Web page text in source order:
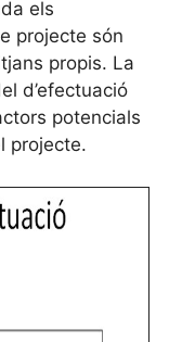
els
projecte són
propis. La
d’efectuació
potencials
projecte.